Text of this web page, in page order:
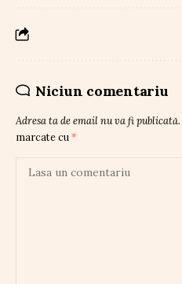
Niciun comentariu
Adresa ta de email nu va fi publicată.
marcate cu *